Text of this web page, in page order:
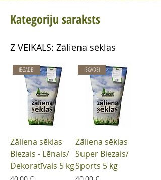
Kategoriju saraksts
Z VEIKALS: Zāliena sēklas
IEGĀDEI
Zāliena sēklas
Biezais - Lēnais/
Dekoratīvais 5 kg
IEGĀDEI
Zāliena sēklas
Super Biezais/
Sports 5 kg